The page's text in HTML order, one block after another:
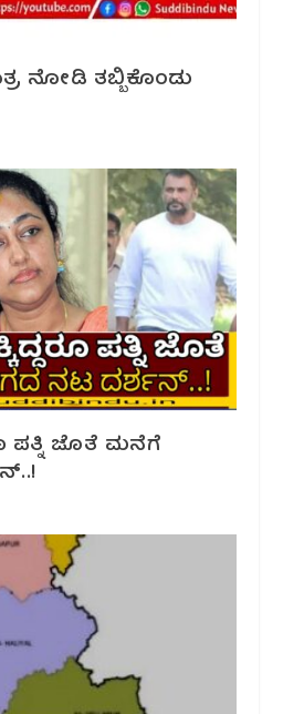
ನೋಡಿ ತಬ್ಬಿಕೊಂಡು
ಪತ್ನಿ ಜೊತೆ ಮನೆಗೆ